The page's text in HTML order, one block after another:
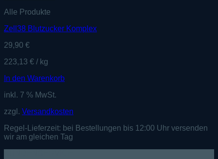
Alle Produkte
Zell38 Blutzucker Komplex
29,90 €
223,13 € / kg
In den Warenkorb
inkl. 7 % MwSt.
zzgl. Versandkosten
Regel-Lieferzeit: bei Bestellungen bis 12:00 Uhr versenden
wir am gleichen Tag